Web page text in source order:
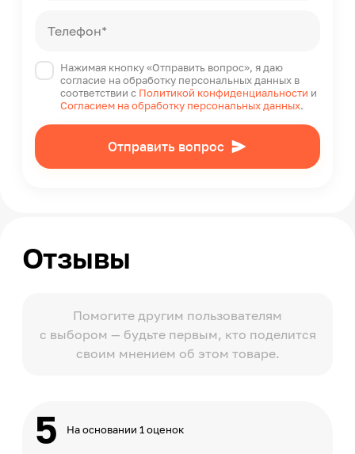
Телефон*
Нажимая кнопку «Отправить вопрос», я даю
согласие на обработку персональных данных в
соответствии с Политикой конфиденциальности и
Согласием на обработку персональных данных.
Отправить вопрос
Отзывы
Помогите другим пользователям
с выбором — будьте первым, кто поделится
своим мнением об этом товаре.
5 На основании 1 оценок